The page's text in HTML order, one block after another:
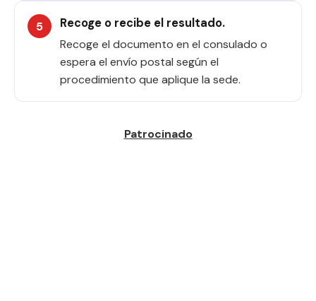
Recoge o recibe el resultado.
Recoge el documento en el consulado o
espera el envío postal según el
procedimiento que aplique la sede.